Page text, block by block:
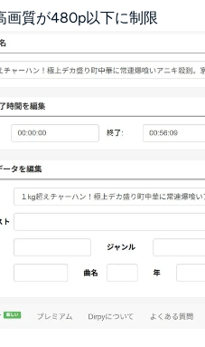
質が480p以下に制限